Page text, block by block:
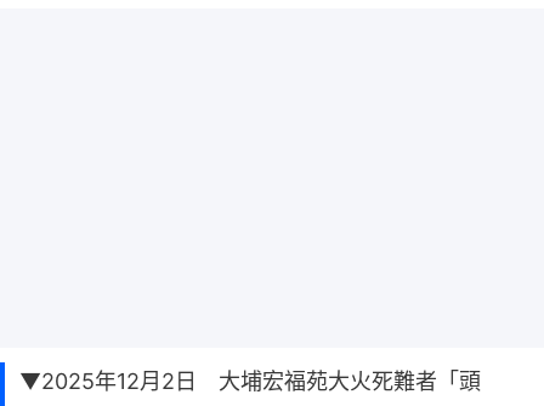
▼2025年12月2日 大埔宏福苑大火死難者「頭